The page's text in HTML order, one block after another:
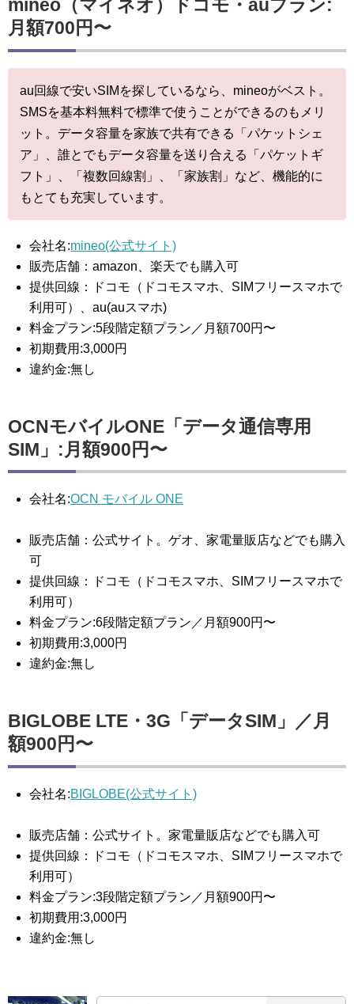
mineo（マイネオ）ドコモ・auプラン:
月額700円〜
au回線で安いSIMを探しているなら、mineoがベスト。
SMSを基本料無料で標準で使うことができるのもメリ
ット。データ容量を家族で共有できる「パケットシェ
ア」、誰とでもデータ容量を送り合える「パケットギ
フト」、「複数回線割」、「家族割」など、機能的に
もとても充実しています。
会社名:mineo(公式サイト)
販売店舗：amazon、楽天でも購入可
提供回線：ドコモ（ドコモスマホ、SIMフリースマホで
利用可）、au(auスマホ)
料金プラン:5段階定額プラン／月額700円〜
初期費用:3,000円
違約金:無し
OCNモバイルONE「データ通信専用
SIM」:月額900円〜
会社名:OCN モバイル ONE
販売店舗：公式サイト。ゲオ、家電量販店などでも購入
可
提供回線：ドコモ（ドコモスマホ、SIMフリースマホで
利用可）
料金プラン:6段階定額プラン／月額900円〜
初期費用:3,000円
違約金:無し
BIGLOBE LTE・3G「データSIM」／月
額900円〜
会社名:BIGLOBE(公式サイト)
販売店舗：公式サイト。家電量販店などでも購入可
提供回線：ドコモ（ドコモスマホ、SIMフリースマホで
利用可）
料金プラン:3段階定額プラン／月額900円〜
初期費用:3,000円
違約金:無し